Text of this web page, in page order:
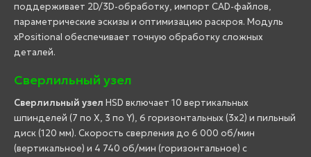
поддерживает 2D/3D-обработку, импорт CAD-файлов,
параметрические эскизы и оптимизацию раскроя. Модуль
xPositional обеспечивает точную обработку сложных
деталей.
Сверлильный узел
Сверлильный узел HSD включает 10 вертикальных
шпинделей (7 по X, 3 по Y), 6 горизонтальных (3x2) и пильный
диск (120 мм). Скорость сверления до 6 000 об/мин
(вертикальное) и 4 740 об/мин (горизонтальное) с